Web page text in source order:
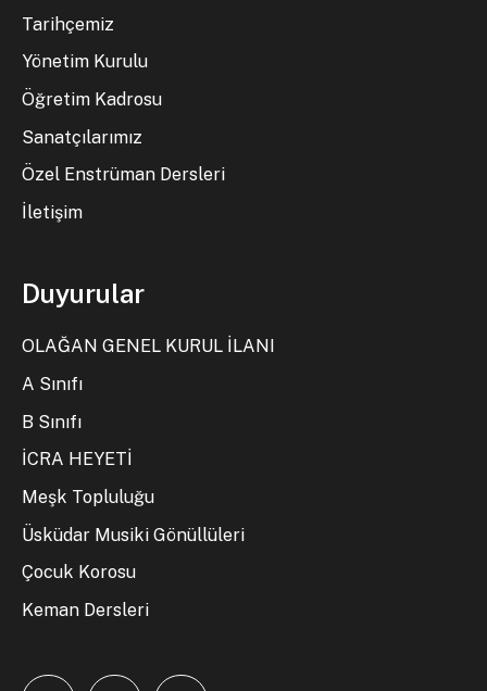
Tarihçemiz
Yönetim Kurulu
Öğretim Kadrosu
Sanatçılarımız
Özel Enstrüman Dersleri
İletişim
Duyurular
OLAĞAN GENEL KURUL İLANI
A Sınıfı
B Sınıfı
İCRA HEYETİ
Meşk Topluluğu
Üsküdar Musiki Gönüllüleri
Çocuk Korosu
Keman Dersleri